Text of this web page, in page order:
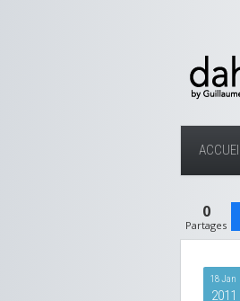
0
Partages
18 Jan
2011